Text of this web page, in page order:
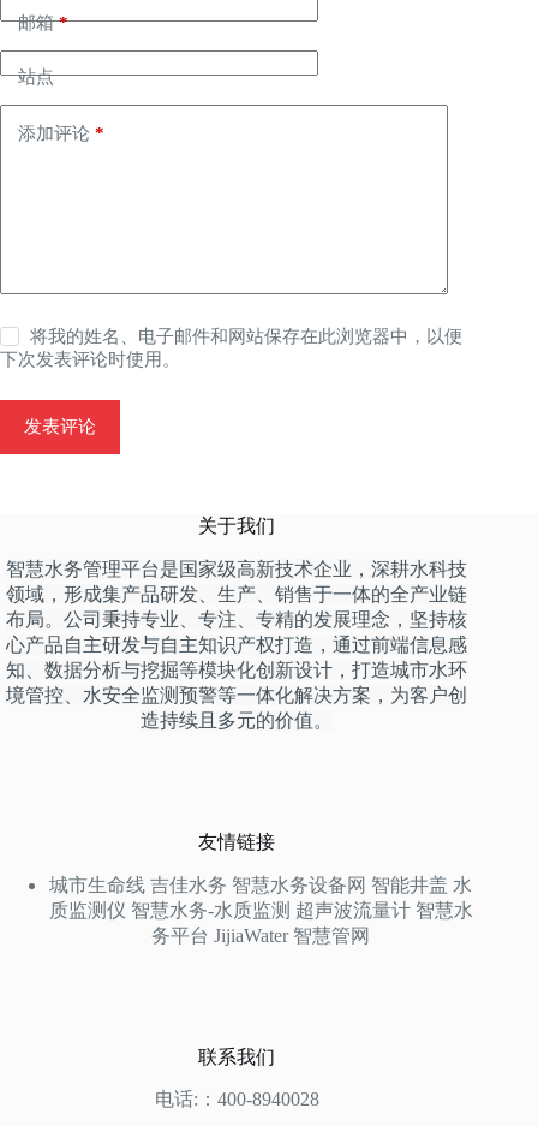
邮箱*
站点
添加评论 *
将我的姓名、电子邮件和网站保存在此浏览器中，以便
下次发表评论时使用。
发表评论
关于我们
智慧水务管理平台是国家级高新技术企业，深耕水科技
领域，形成集产品研发、生产、销售于一体的全产业链
布局。公司秉持专业、专注、专精的发展理念，坚持核
心产品自主研发与自主知识产权打造，通过前端信息感
知、数据分析与挖掘等模块化创新设计，打造城市水环
境管控、水安全监测预警等一体化解决方案，为客户创
造持续且多元的价值。
友情链接
城市生命线 吉佳水务 智慧水务设备网 智能井盖 水
质监测仪 智慧水务-水质监测 超声波流量计 智慧水
务平台 JijiaWater 智慧管网
联系我们
电话:：400-8940028